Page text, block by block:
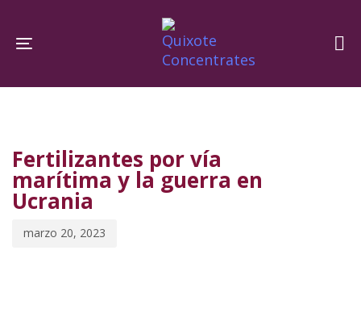
links
navigation
content
Toggle navigation
Fertilizantes por vía
marítima y la guerra en
Ucrania
marzo 20, 2023